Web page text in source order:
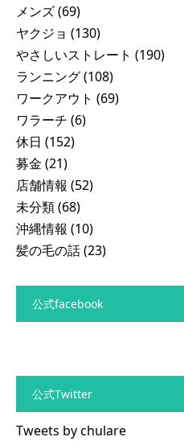
メンズ(69)
ヤクジョ (130)
やさしいストレート (190)
ランニング(108)
ワークアウト (69)
ワラーチ (6)
休日 (152)
募金 (21)
店舗情報 (52)
未分類(68)
沖縄情報 (10)
髪の毛の話(23)
公式facebook
公式Twitter
Tweets by chulare